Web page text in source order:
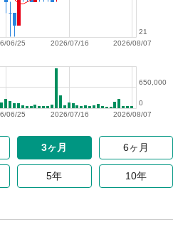
2026/08/07
2026/07/16
06/25
21
2026/08/07
2026/07/16
06/25
0
650,000
3ヶ月 6ヶ月
5年 10年